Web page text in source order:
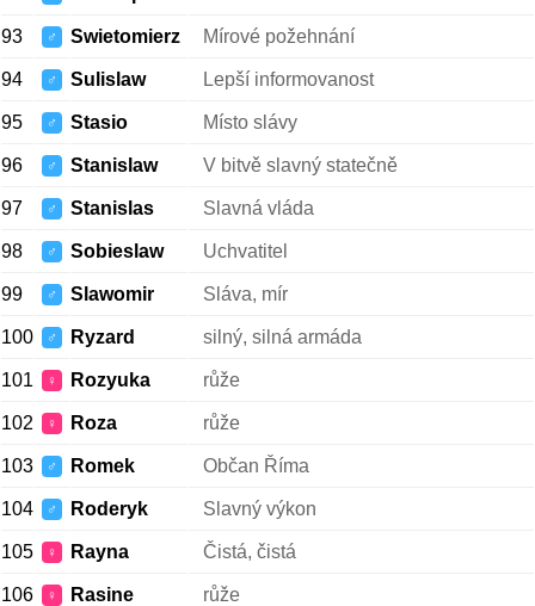
93 ♂ Swietomierz Mírové požehnání
94 ♂ Sulislaw Lepší informovanost
95 ♂ Stasio Místo slávy
96 ♂ Stanislaw V bitvě slavný statečně
97 ♂ Stanislas Slavná vláda
98 ♂ Sobieslaw Uchvatitel
99 ♂ Slawomir Sláva, mír
100 ♂ Ryzard silný, silná armáda
101 ♀ Rozyuka růže
102 ♀ Roza růže
103 ♂ Romek Občan Říma
104 ♂ Roderyk Slavný výkon
105 ♀ Rayna Čistá, čistá
106 ♀ Rasine růže